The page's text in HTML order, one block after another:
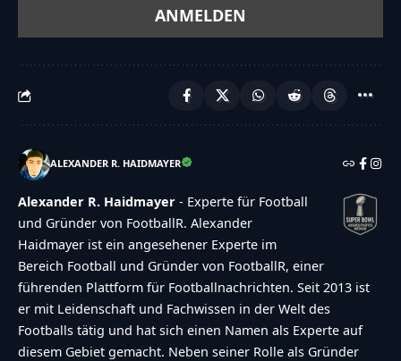
ALEXANDER R. HAIDMAYER
Alexander R. Haidmayer - Experte für Football
und Gründer von FootballR. Alexander
Haidmayer ist ein angesehener Experte im
Bereich Football und Gründer von FootballR, einer
führenden Plattform für Footballnachrichten. Seit 2013 ist
er mit Leidenschaft und Fachwissen in der Welt des
Footballs tätig und hat sich einen Namen als Experte auf
diesem Gebiet gemacht. Neben seiner Rolle als Gründer